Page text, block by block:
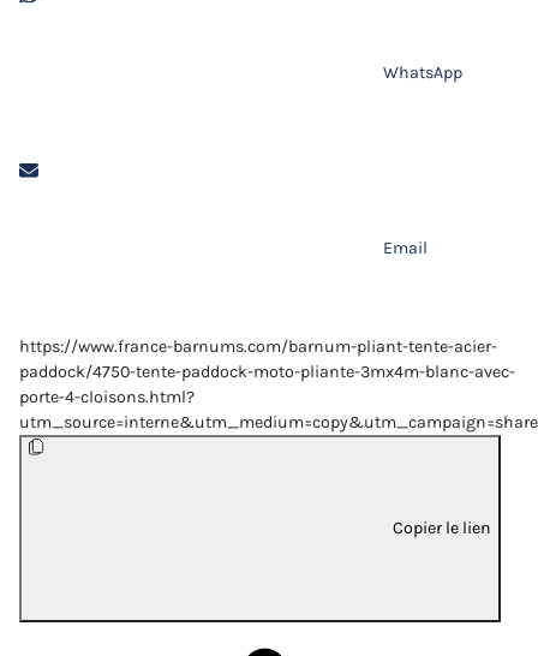
WhatsApp
Email
https://www.france-barnums.com/barnum-pliant-tente-acier-
paddock/4750-tente-paddock-moto-pliante-3mx4m-blanc-avec-
porte-4-cloisons.html?
Copier le lien